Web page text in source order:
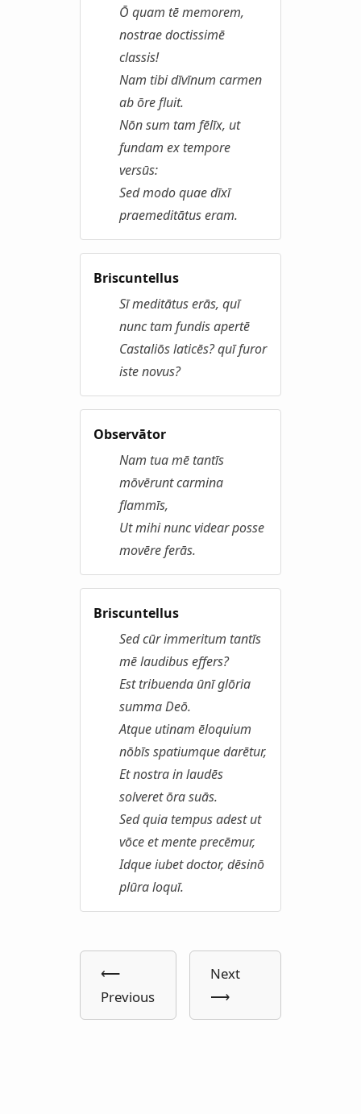
Ō quam tē memorem,
nostrae doctissimē
classis!
Nam tibi dīvīnum carmen
ab ōre fluit.
Nōn sum tam fēlīx, ut
fundam ex tempore
versūs:
Sed modo quae dīxī
praemeditātus eram.
Briscuntellus
Sī meditātus erās, quī
nunc tam fundis apertē
Castaliōs laticēs? quī furor
iste novus?
Observātor
Nam tua mē tantīs
mōvērunt carmina
flammīs,
Ut mihi nunc videar posse
movēre ferās.
Briscuntellus
Sed cūr immeritum tantīs
mē laudibus effers?
Est tribuenda ūnī glōria
summa Deō.
Atque utinam ēloquium
nōbīs spatiumque darētur,
Et nostra in laudēs
solveret ōra suās.
Sed quia tempus adest ut
vōce et mente precēmur,
Idque iubet doctor, dēsinō
plūra loquī.
⟵
Previous
Next
⟶